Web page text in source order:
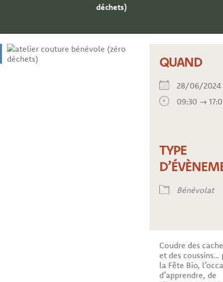
déchets)
QUAND
28/06/
09:30 →
TYPE
Bénévolat
Coudre des
et des coussins…
la Fête Bio,
d’apprendre, de